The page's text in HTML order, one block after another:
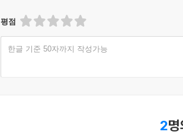
평점
한글 기준 50자까지 작성가능
2